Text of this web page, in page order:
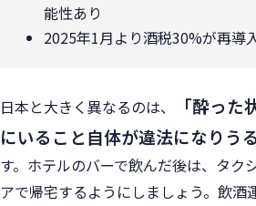
能性あり
2025年1月より酒税30%が再導
日本と大きく異なるのは、
「酔っ
にいること自体が違法になりうる
す。ホテルのバーで飲んだ後は、タク
アで帰宅するようにしましょう。飲酒